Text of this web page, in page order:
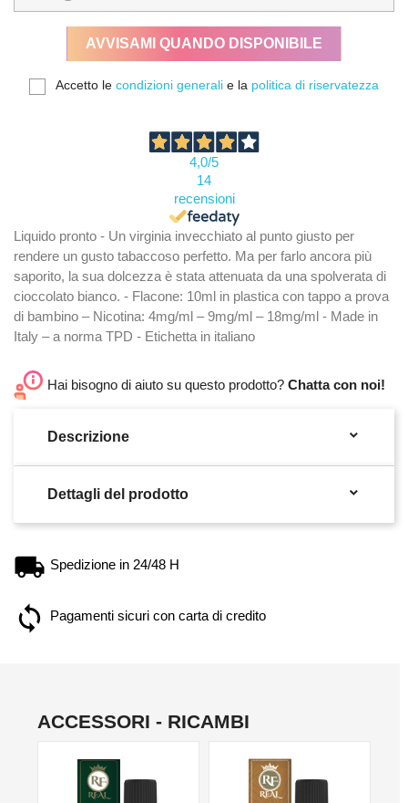
AVVISAMI QUANDO DISPONIBILE
Accetto le condizioni generali e la politica di riservatezza
4,0/5
14
recensioni
Liquido pronto - Un virginia invecchiato al punto giusto per
rendere un gusto tabaccoso perfetto. Ma per farlo ancora più
saporito, la sua dolcezza è stata attenuata da una spolverata di
cioccolato bianco. - Flacone: 10ml in plastica con tappo a prova
di bambino – Nicotina: 4mg/ml – 9mg/ml – 18mg/ml - Made in
Italy – a norma TPD - Etichetta in italiano
Hai bisogno di aiuto su questo prodotto? Chatta con noi!
Descrizione 
Dettagli del prodotto 
Spedizione in 24/48 H
Pagamenti sicuri con carta di credito
ACCESSORI - RICAMBI